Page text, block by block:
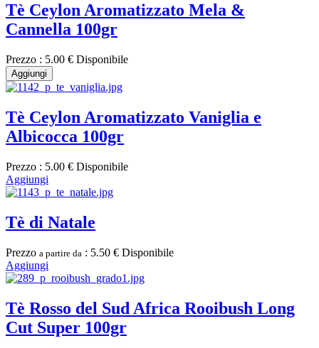
Tè Ceylon Aromatizzato Mela &
Cannella 100gr
Prezzo : 5.00 € Disponibile
Aggiungi
Tè Ceylon Aromatizzato Vaniglia e
Albicocca 100gr
Prezzo : 5.00 € Disponibile
Aggiungi
Tè di Natale
Prezzo a partire da : 5.50 € Disponibile
Aggiungi
Tè Rosso del Sud Africa Rooibush Long
Cut Super 100gr